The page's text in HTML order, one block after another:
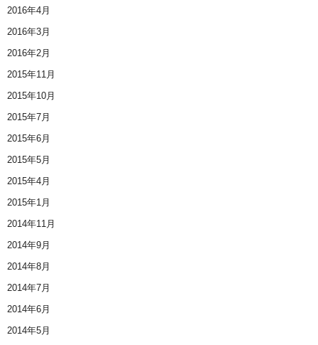
2016年4月
2016年3月
2016年2月
2015年11月
2015年10月
2015年7月
2015年6月
2015年5月
2015年4月
2015年1月
2014年11月
2014年9月
2014年8月
2014年7月
2014年6月
2014年5月